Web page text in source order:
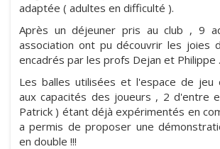
adaptée ( adultes en difficulté ).
Après un déjeuner pris au club , 9
association ont pu découvrir les joies
encadrés par les profs Dejan et Philippe .
Les balles utilisées et l'espace de jeu
aux capacités des joueurs , 2 d'entre
Patrick ) étant déjà expérimentés en
a permis de proposer une
en double !!!